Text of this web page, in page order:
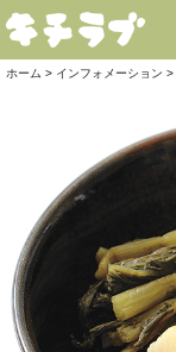
ホーム > インフォメーション >